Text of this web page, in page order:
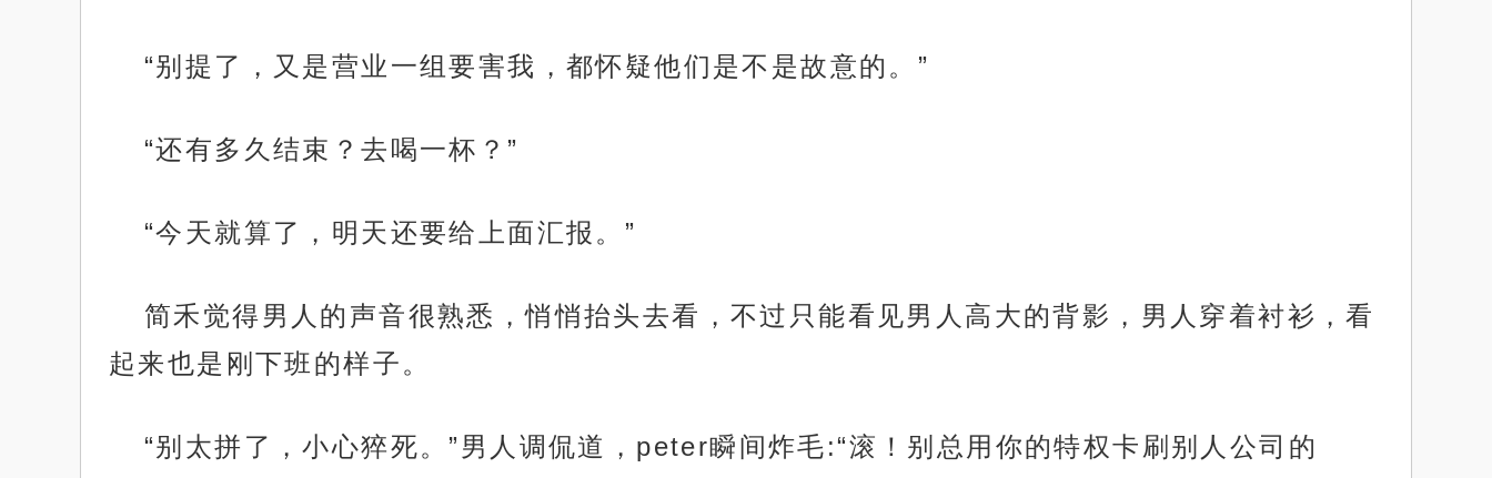
“别提了，又是营业一组要害我，都怀疑他们是不是故意的。”
“还有多久结束？去喝一杯？”
“今天就算了，明天还要给上面汇报。”
简禾觉得男人的声音很熟悉，悄悄抬头去看，不过只能看见男人高大的背影，男人穿着衬衫，看
起来也是刚下班的样子。
“别太拼了，小心猝死。”男人调侃道，peter瞬间炸毛:“滚！别总用你的特权卡刷别人公司的